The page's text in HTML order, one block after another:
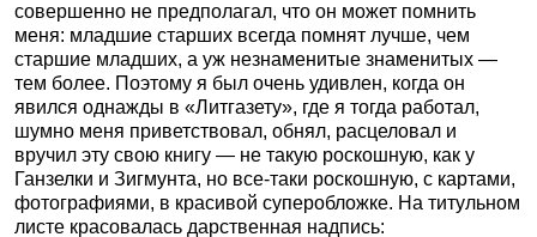
совершенно не предполагал, что он может помнить
меня: младшие старших всегда помнят лучше, чем
старшие младших, а уж незнаменитые знаменитых —
тем более. Поэтому я был очень удивлен, когда он
явился однажды в «Литгазету», где я тогда работал,
шумно меня приветствовал, обнял, расцеловал и
вручил эту свою книгу — не такую роскошную, как у
Ганзелки и Зигмунта, но все-таки роскошную, с картами,
фотографиями, в красивой суперобложке. На титульном
листе красовалась дарственная надпись: